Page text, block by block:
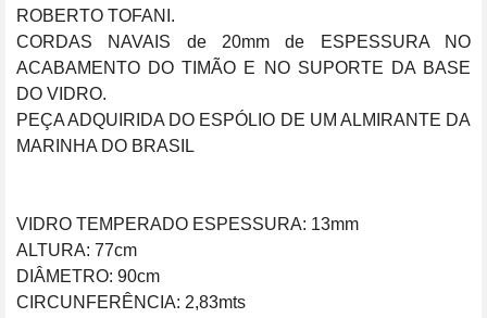
ROBERTO TOFANI.
CORDAS NAVAIS de 20mm de ESPESSURA NO
ACABAMENTO DO TIMÃO E NO SUPORTE DA BASE
DO VIDRO.
PEÇA ADQUIRIDA DO ESPÓLIO DE UM ALMIRANTE DA
MARINHA DO BRASIL
VIDRO TEMPERADO ESPESSURA: 13mm
ALTURA: 77cm
DIÂMETRO: 90cm
CIRCUNFERÊNCIA: 2,83mts